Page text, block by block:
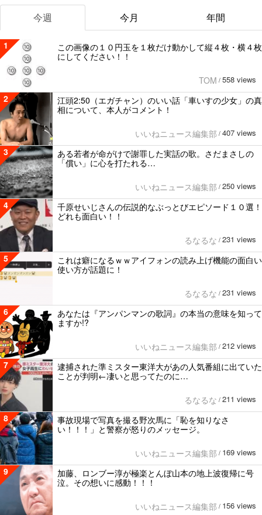
今週 今月 年間
1
この画像の１０円玉を１枚だけ動かして縦４枚・横４枚
にしてください！！
TOM / 558 views
2
江頭2:50（エガチャン）のいい話「車いすの少女」の真
相について、本人がコメント！
いいねニュース編集部 / 407 views
3
ある若者が命がけで謝罪した実話の歌。さだまさしの
「償い」に心を打たれる…
いいねニュース編集部 / 250 views
4
千原せいじさんの伝説的なぶっとびエピソード１０選！
どれも面白い！！
るなるな / 231 views
5
これは癖になるｗｗアイフォンの読み上げ機能の面白い
使い方が話題に！
るなるな / 231 views
6
あなたは『アンパンマンの歌詞』の本当の意味を知って
ますか!?
いいねニュース編集部 / 212 views
7
逮捕された準ミスター東洋大があの人気番組に出ていた
ことが判明←凄いと思ってたのに…
るなるな / 211 views
8
事故現場で写真を撮る野次馬に「恥を知りなさ
い！！！」と警察が怒りのメッセージ。
いいねニュース編集部 / 169 views
9
加藤、ロンブー淳が極楽とんぼ山本の地上波復帰に号
泣。その想いに感動！！！
いいねニュース編集部 / 156 views